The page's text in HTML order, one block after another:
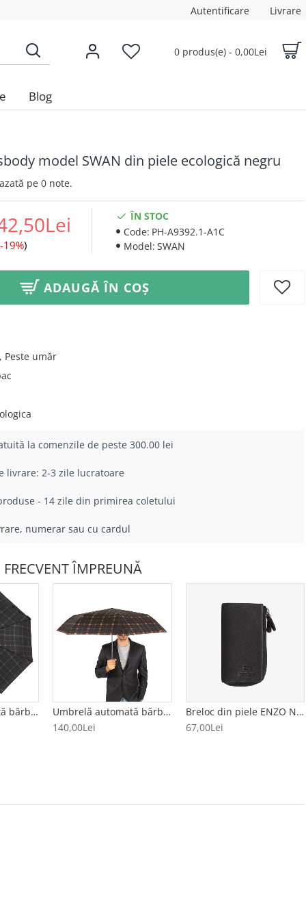
Autentificare Livrare
0 produs(e) - 0,00Lei
Blog
model SWAN din piele ecologică negru
pe 0 note.
-19%)
ÎN STOC
Code: PH-A9392.1-A1C
Model: SWAN
ADAUGĂ ÎN COȘ
Peste umăr
la comenzile de peste 300.00 lei
livrare: 2-3 zile lucratoare
- 14 zile din primirea coletului
numerar sau cu cardul
ÎMPREUNĂ
Umbrelă automată bărbați model CUADRADO negru-verde
Umbrelă automată bărbați model CUADRADO negru-portocăliu
140,00Lei
Breloc din piele ENZO NORI model AVA negru
67,00Lei